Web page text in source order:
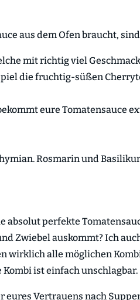
aus dem Ofen braucht,
mit richtig viel
die fruchtig-süßen
eure Tomatensauce
Rosmarin und
absolut perfekte
Zwiebel auskommt? Ich
wirklich alle möglichen
ist einfach unschlagbar.
eures Vertrauens nach